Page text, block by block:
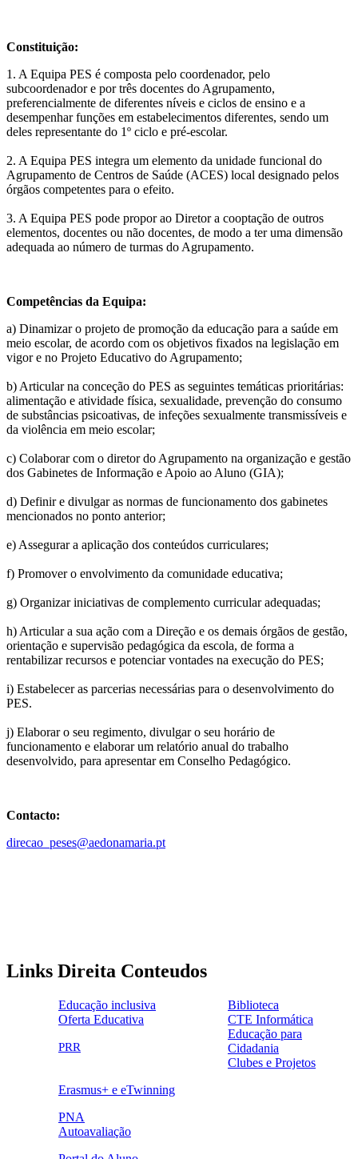
Constituição:
1. A Equipa PES é composta pelo coordenador, pelo
subcoordenador e por três docentes do Agrupamento,
preferencialmente de diferentes níveis e ciclos de ensino e a
desempenhar funções em estabelecimentos diferentes, sendo um
deles representante do 1º ciclo e pré-escolar.
2. A Equipa PES integra um elemento da unidade funcional do
Agrupamento de Centros de Saúde (ACES) local designado pelos
órgãos competentes para o efeito.
3. A Equipa PES pode propor ao Diretor a cooptação de outros
elementos, docentes ou não docentes, de modo a ter uma dimensão
adequada ao número de turmas do Agrupamento.
Competências da Equipa:
a) Dinamizar o projeto de promoção da educação para a saúde em
meio escolar, de acordo com os objetivos fixados na legislação em
vigor e no Projeto Educativo do Agrupamento;
b) Articular na conceção do PES as seguintes temáticas prioritárias:
alimentação e atividade física, sexualidade, prevenção do consumo
de substâncias psicoativas, de infeções sexualmente transmissíveis e
da violência em meio escolar;
c) Colaborar com o diretor do Agrupamento na organização e gestão
dos Gabinetes de Informação e Apoio ao Aluno (GIA);
d) Definir e divulgar as normas de funcionamento dos gabinetes
mencionados no ponto anterior;
e) Assegurar a aplicação dos conteúdos curriculares;
f) Promover o envolvimento da comunidade educativa;
g) Organizar iniciativas de complemento curricular adequadas;
h) Articular a sua ação com a Direção e os demais órgãos de gestão,
orientação e supervisão pedagógica da escola, de forma a
rentabilizar recursos e potenciar vontades na execução do PES;
i) Estabelecer as parcerias necessárias para o desenvolvimento do
PES.
j) Elaborar o seu regimento, divulgar o seu horário de
funcionamento e elaborar um relatório anual do trabalho
desenvolvido, para apresentar em Conselho Pedagógico.
Contacto:
direcao_peses@aedonamaria.pt
Links Direita Conteudos
ensinoinclusivo.png
Educação inclusiva
link1.png
Biblioteca
oferta_edu.png
Oferta Educativa
cte2.png
CTE Informática
selo_importancia_estrategica.png
PRR
logo_epc_2.png
Educação para
Cidadania
Clubes e Projetos
ue.png.png
Erasmus+ e eTwinning
pna.png
PNA
eye-42848_640.png
Autoavaliação